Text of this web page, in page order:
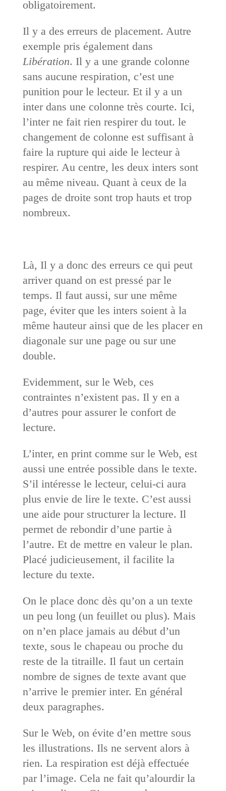
obligatoirement.
Il y a des erreurs de placement. Autre
exemple pris également dans
Libération. Il y a une grande colonne
sans aucune respiration, c’est une
punition pour le lecteur. Et il y a un
inter dans une colonne très courte. Ici,
l’inter ne fait rien respirer du tout. le
changement de colonne est suffisant à
faire la rupture qui aide le lecteur à
respirer. Au centre, les deux inters sont
au même niveau. Quant à ceux de la
pages de droite sont trop hauts et trop
nombreux.
Là, Il y a donc des erreurs ce qui peut
arriver quand on est pressé par le
temps. Il faut aussi, sur une même
page, éviter que les inters soient à la
même hauteur ainsi que de les placer en
diagonale sur une page ou sur une
double.
Evidemment, sur le Web, ces
contraintes n’existent pas. Il y en a
d’autres pour assurer le confort de
lecture.
L’inter, en print comme sur le Web, est
aussi une entrée possible dans le texte.
S’il intéresse le lecteur, celui-ci aura
plus envie de lire le texte. C’est aussi
une aide pour structurer la lecture. Il
permet de rebondir d’une partie à
l’autre. Et de mettre en valeur le plan.
Placé judicieusement, il facilite la
lecture du texte.
On le place donc dès qu’on a un texte
un peu long (un feuillet ou plus). Mais
on n’en place jamais au début d’un
texte, sous le chapeau ou proche du
reste de la titraille. Il faut un certain
nombre de signes de texte avant que
n’arrive le premier inter. En général
deux paragraphes.
Sur le Web, on évite d’en mettre sous
les illustrations. Ils ne servent alors à
rien. La respiration est déjà effectuée
par l’image. Cela ne fait qu’alourdir la